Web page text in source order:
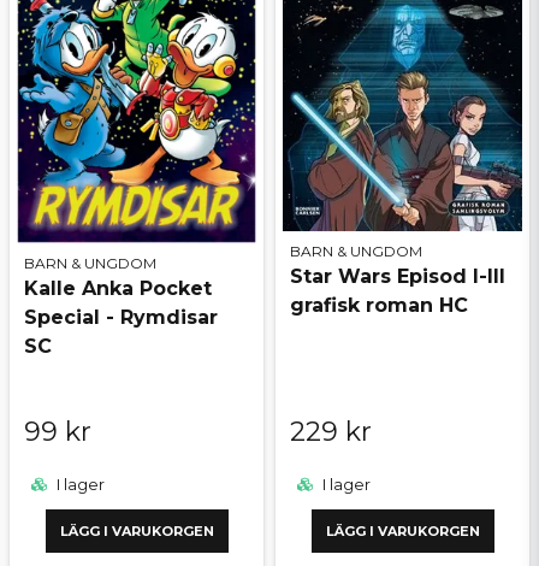
BARN & UNGDOM
Kalle Anka Pocket
Special - Rymdisar
SC
99 kr
I lager
LÄGG I VARUKORGEN
BARN & UNGDOM
Star Wars Episod I-III
grafisk roman HC
229 kr
I lager
LÄGG I VARUKORGEN